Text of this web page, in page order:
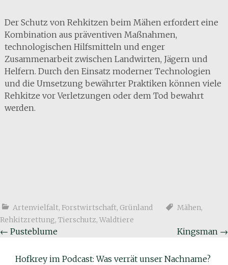
Der Schutz von Rehkitzen beim Mähen erfordert eine
Kombination aus präventiven Maßnahmen,
technologischen Hilfsmitteln und enger
Zusammenarbeit zwischen Landwirten, Jägern und
Helfern. Durch den Einsatz moderner Technologien
und die Umsetzung bewährter Praktiken können viele
Rehkitze vor Verletzungen oder dem Tod bewahrt
werden.
Artenvielfalt, Forstwirtschaft, Grünland Mähen,
Rehkitzrettung, Tierschutz, Waldtiere
Beitragsnavigation
← Pusteblume Kingsman →
Hofkrey im Podcast: Was verrät unser Nachname?